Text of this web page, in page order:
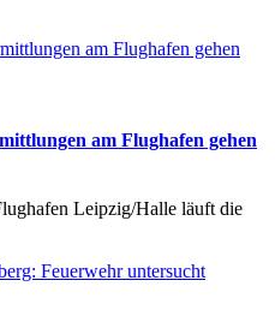
am Flughafen gehen
Leipzig/Halle läuft die